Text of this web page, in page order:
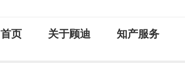
首页 关于顾迪 知产服务